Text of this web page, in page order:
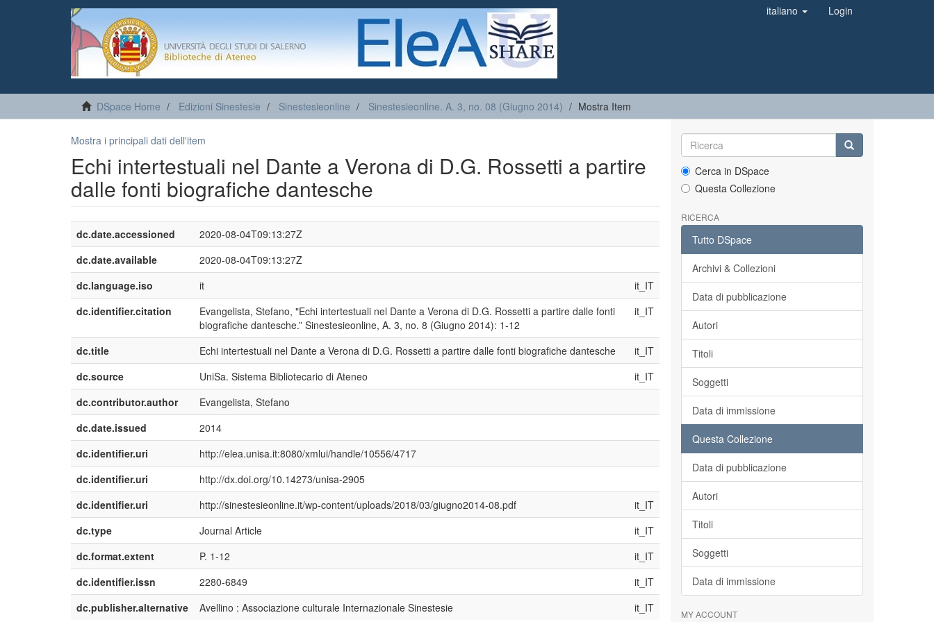
italiano Login
DSpace Home Edizioni Sinestesie Sinestesieonline Sinestesieonline. A. 3, no. 08 (Giugno 2014) Mostra Item
Mostra i principali dati dell'item
Echi intertestuali nel Dante a Verona di D.G. Rossetti a partire
dalle fonti biografiche dantesche
dc.date.accessioned
2020-08-04T09:13:27Z
dc.date.available
2020-08-04T09:13:27Z
dc.language.iso
it
it_IT
dc.identifier.citation
Evangelista, Stefano, "Echi intertestuali nel Dante a Verona di D.G. Rossetti a partire dalle fonti
biografiche dantesche.” Sinestesieonline, A. 3, no. 8 (Giugno 2014): 1-12
it_IT
dc.title Echi intertestuali nel Dante a Verona di D.G. Rossetti a partire dalle fonti biografiche dantesche
it_IT
dc.source
UniSa. Sistema Bibliotecario di Ateneo
it_IT
dc.contributor.author
Evangelista, Stefano
dc.date.issued
2014
dc.identifier.uri
http://elea.unisa.it:8080/xmlui/handle/10556/4717
dc.identifier.uri
http://dx.doi.org/10.14273/unisa-2905
dc.identifier.uri
http://sinestesieonline.it/wp-content/uploads/2018/03/giugno2014-08.pdf
it_IT
dc.type
Journal Article
it_IT
dc.format.extent
P. 1-12
it_IT
dc.identifier.issn
2280-6849
it_IT
dc.publisher.alternative
Avellino : Associazione culturale Internazionale Sinestesie it_IT
Cerca in DSpace
Questa Collezione
RICERCA
Tutto DSpace
Archivi & Collezioni
Data di pubblicazione
Autori
Titoli
Soggetti
Data di immissione
Questa Collezione
Data di pubblicazione
Autori
Titoli
Soggetti
Data di immissione
MY ACCOUNT